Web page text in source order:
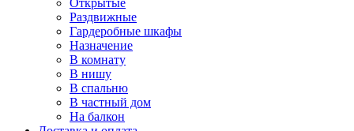
Открытые
Раздвижные
Гардеробные шкафы
Назначение
В комнату
В нишу
В спальню
В частный дом
На балкон